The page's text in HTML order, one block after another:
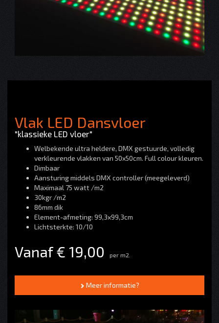
Vlak LED Dansvloer
"klassieke LED vloer"
Welbekende ultra heldere, DMX gestuurde, volledig
verkleurende vlakken van 50x50cm. Full colour kleuren.
Dimbaar
Aansturing middels DMX controller (meegeleverd)
Maximaal 75 watt /m2
30kgr /m2
86mm dik
Element-afmeting: 99,3x99,3cm
Lichtsterkte: 10/10
Vanaf € 19,00 per m2.
Meer informatie?